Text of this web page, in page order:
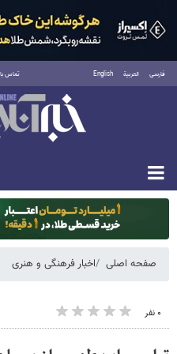
فارسی العربية English تماس
یکشنبه ۱۸ مرداد ۱۴۰۵
صفحه اصلی اخبار فرهنگی و هنری
۰ نفر